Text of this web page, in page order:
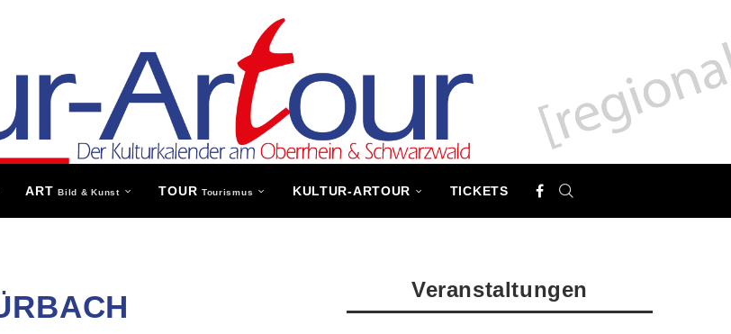
ARTBild & Kunst TOUR Tourismus KULTUR-ARTOUR TICKETS
Veranstaltungen